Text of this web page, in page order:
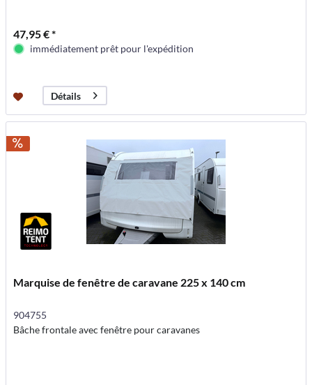
47,95 € *
immédiatement prêt pour l'expédition
Détails
Marquise de fenêtre de caravane 225 x 140 cm
904755
Bâche frontale avec fenêtre pour caravanes